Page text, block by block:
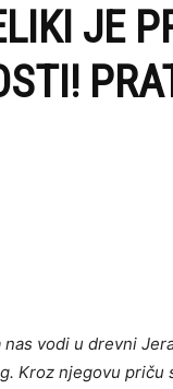
JE
vodi u drevni
Kroz njegovu priču